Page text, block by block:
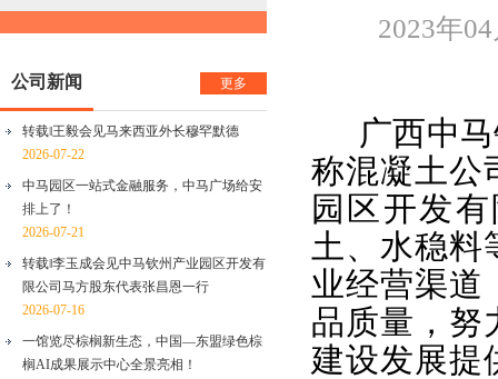
公司新闻 更多
转载‖王毅会见马来西亚外长穆罕默德
2026-07-22
中马园区一站式金融服务，中马广场给安
排上了！
2026-07-21
转载‖李玉成会见中马钦州产业园区开发有
限公司马方股东代表张昌恩一行
2026-07-16
一馆览尽棕榈新生态，中国—东盟绿色棕
榈AI成果展示中心全景亮相！
2023年
广西中
称混凝土公
园区开发
土、水稳料
业经营渠道
品质量，努
建设发展提